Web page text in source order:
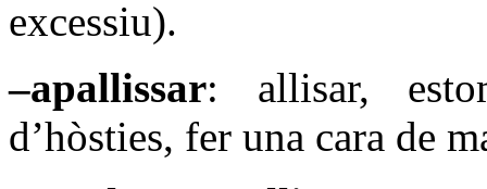
excessiu).
–apallissar: allisar,
d’hòsties, fer una cara de